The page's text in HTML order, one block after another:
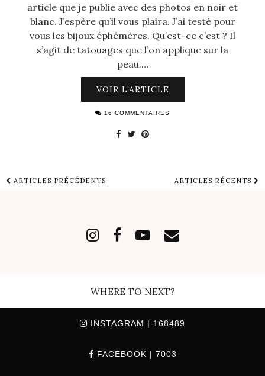
article que je publie avec des photos en noir et
blanc. J’espère qu’il vous plaira. J’ai testé pour
vous les bijoux éphémères. Qu’est-ce c’est ? Il
s’agit de tatouages que l’on applique sur la
peau.…
VOIR L’ARTICLE
16 COMMENTAIRES
ARTICLES PRÉCÉDENTS ARTICLES RÉCENTS
WHERE TO NEXT?
INSTAGRAM | 168489
FACEBOOK | 7003